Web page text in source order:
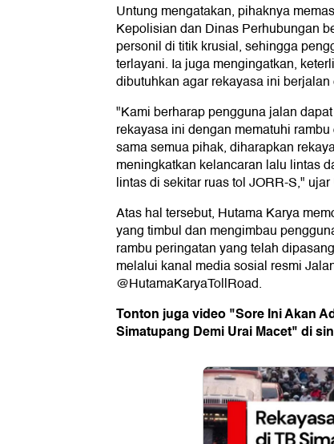
Untung mengatakan, pihaknya
Kepolisian dan Dinas Perhubungan
personil di titik krusial, sehingga
terlayani. Ia juga mengingatkan,
dibutuhkan agar rekayasa ini berjalan
"Kami berharap pengguna jalan
rekayasa ini dengan mematuhi
sama semua pihak, diharapkan
meningkatkan kelancaran lalu lintas
lintas di sekitar ruas tol JORR-S," ujar
Atas hal tersebut, Hutama Karya
yang timbul dan mengimbau
rambu peringatan yang telah
melalui kanal media sosial resmi
@HutamaKaryaTollRoad.
Tonton juga video "Sore Ini Akan
Simatupang Demi Urai Macet" di